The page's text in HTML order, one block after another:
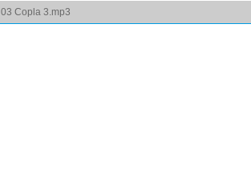
03 Copla 3.mp3